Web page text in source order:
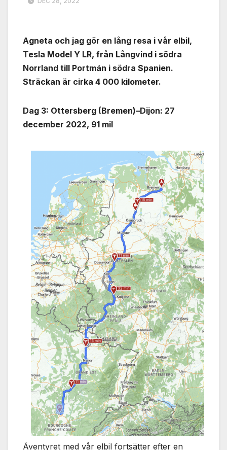
Agneta och jag gör en lång resa i vår elbil,
Tesla Model Y LR, från Långvind i södra
Norrland till Portmán i södra Spanien.
Sträckan är cirka 4 000 kilometer.
Dag 3: Ottersberg (Bremen)–Dijon: 27
december 2022, 91 mil
Äventyret med vår elbil fortsätter efter en